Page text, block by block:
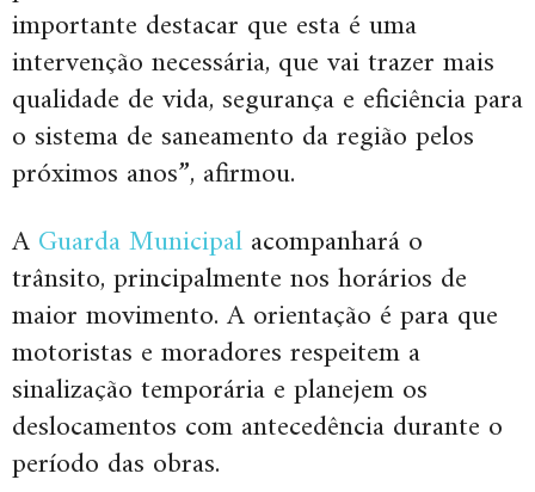
importante destacar que esta é uma
intervenção necessária, que vai trazer mais
qualidade de vida, segurança e eficiência para
o sistema de saneamento da região pelos
próximos anos”, afirmou.
AGuarda Municipalacompanhará o
trânsito, principalmente nos horários de
maior movimento. A orientação é para que
motoristas e moradores respeitem a
sinalização temporária e planejem os
deslocamentos com antecedência durante o
período das obras.